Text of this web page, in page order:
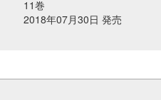
11巻
2018年07月30日 発売